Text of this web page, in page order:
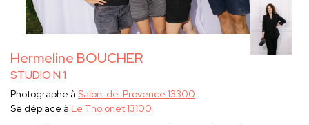
Hermeline BOUCHER
STUDIO N 1
Photographe à Salon-de-Provence 13300
Se déplace à Le Tholonet 13100